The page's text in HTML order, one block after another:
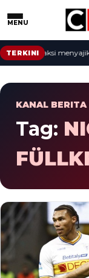
MENU
TERKINI
cepat: redaksi
KANAL BERITA
Tag: